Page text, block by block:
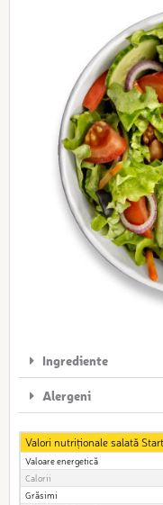
Ingrediente
Alergeni
Valori nutriționale salată
Valoare energetică
Calorii
Grăsimi